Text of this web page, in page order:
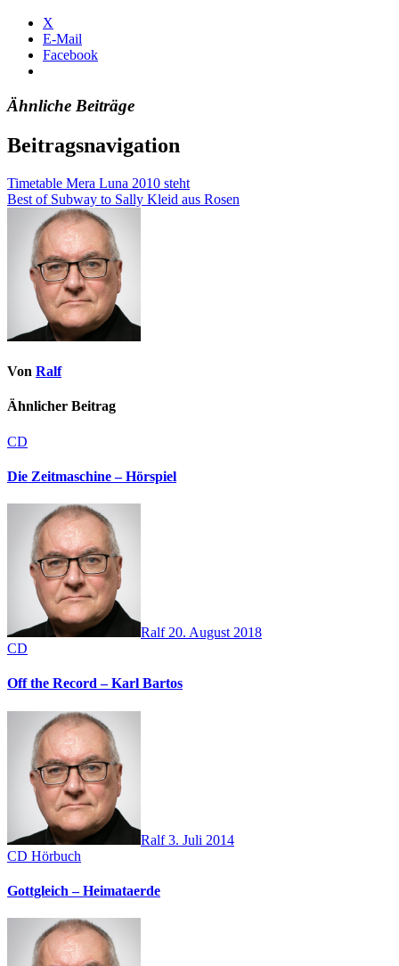
X
E-Mail
Facebook
Ähnliche Beiträge
Beitragsnavigation
Timetable Mera Luna 2010 steht
Best of Subway to Sally Kleid aus Rosen
Von Ralf
Ähnlicher Beitrag
CD
Die Zeitmaschine – Hörspiel
Ralf 20. August 2018
CD
Off the Record – Karl Bartos
Ralf3. Juli 2014
CD Hörbuch
Gottgleich – Heimataerde